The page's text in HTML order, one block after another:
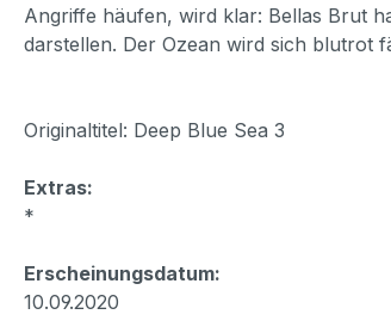
Angriffe häufen, wird klar: Bellas Brut
darstellen. Der Ozean wird sich blutrot
Originaltitel: Deep Blue Sea 3
Extras:
*
Erscheinungsdatum:
10.09.2020